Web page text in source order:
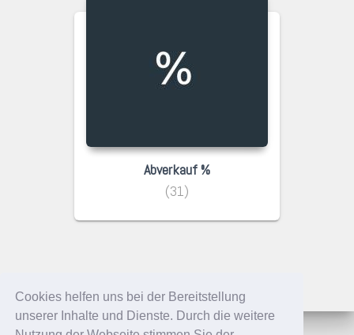
Cookies helfen uns bei der Bereitstellung
unserer Inhalte und Dienste. Durch die weitere
Abverkauf %
(31)